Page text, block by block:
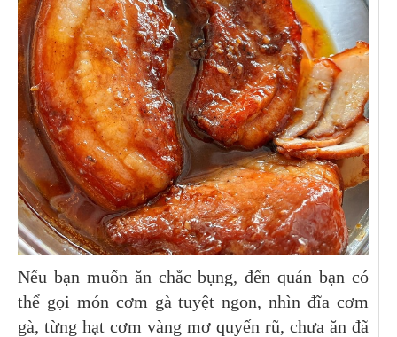
Nếu bạn muốn ăn chắc bụng, đến quán bạn có
thể gọi món cơm gà tuyệt ngon, nhìn đĩa cơm
gà, từng hạt cơm vàng mơ quyến rũ, chưa ăn đã